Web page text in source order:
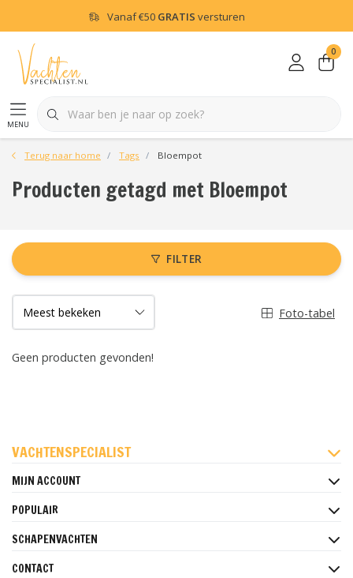
Vanaf€50 GRATIS versturen
menu
0
Terug naar home Tags Bloempot
Producten getagd met Bloempot
FILTER
Foto-tabel
Geen producten gevonden!
VACHTENSPECIALIST
MIJN ACCOUNT
POPULAIR
SCHAPENVACHTEN
CONTACT